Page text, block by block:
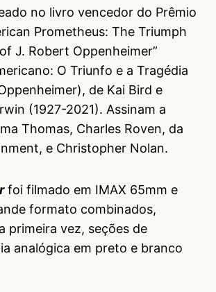
no livro vencedor do Prêmio
Prometheus: The Triumph
J. Robert Oppenheimer”
O Triunfo e a Tragédia
de Kai Bird e
(1927-2021). Assinam a
Thomas, Charles Roven, da
e Christopher Nolan.
foi filmado em IMAX 65mm e
formato combinados,
primeira vez, seções de
analógica em preto e branco